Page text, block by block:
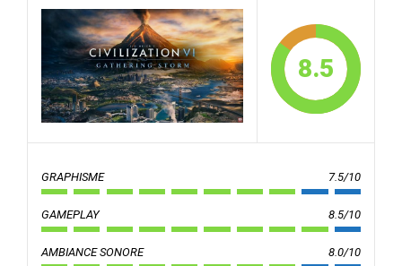
8.5
GRAPHISME 7.5/10
GAMEPLAY 8.5/10
AMBIANCE SONORE 8.0/10